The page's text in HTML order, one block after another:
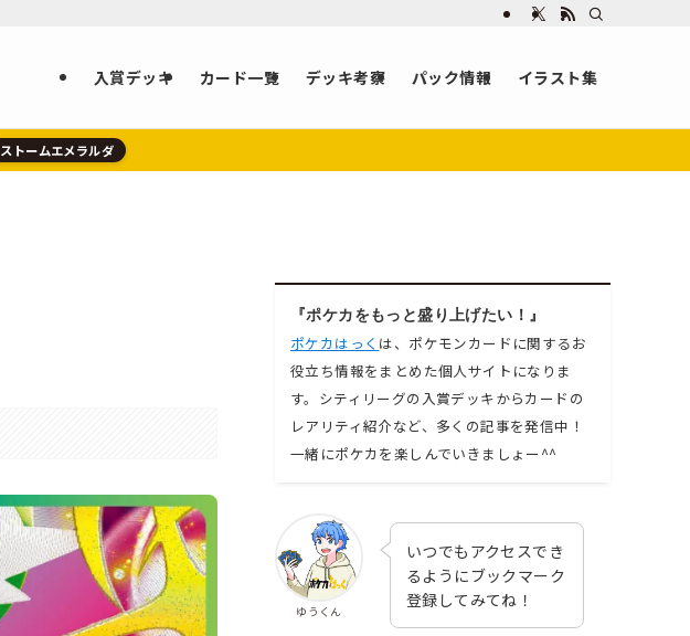
入賞デッキ カード一覧 デッキ考察 パック情報 イラスト集
ストームエメラルダ
『ポケカをもっと盛り上げたい！』
ポケカはっく は、ポケモンカードに関するお
役立ち情報をまとめた個人サイトになりま
す。シティリーグの入賞デッキからカードの
レアリティ紹介など、多くの記事を発信中！
一緒にポケカを楽しんでいきましょー^^
ゆうくん
いつでもアクセスでき
るようにブックマーク
登録してみてね！